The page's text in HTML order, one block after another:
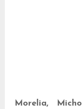
Morelia,